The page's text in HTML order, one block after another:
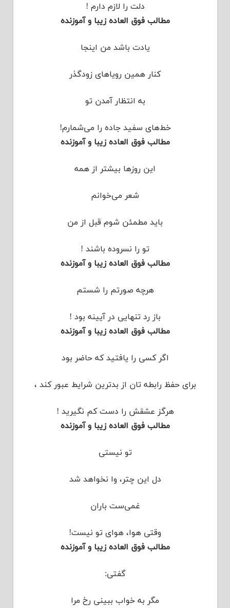
دلت را لازم دارم !
مطالب فوق العاده زیبا و آموزنده
یادت باشد من اینجا
کنار همین رویاهای زودگذر
به انتظار آمدن تو
خط‌های سفید جاده را می‌شمارم!
مطالب فوق العاده زیبا و آموزنده
این روزها بیشتر از همه
شعر می‌خوانم
باید مطمئن شوم قبل از من
تو را نسروده باشند !
مطالب فوق العاده زیبا و آموزنده
هرچه صورتم را شستم
باز رد تنهایی در آیینه بود !
مطالب فوق العاده زیبا و آموزنده
اگر کسی را یافتید که حاضر بود
برای حفظ رابطه تان از بدترین شرایط عبور کند ،
هرگز عشقش را دست کم نگیرید !
مطالب فوق العاده زیبا و آموزنده
تو نیستی
دل این چتر، وا نخواهد شد
غمی‌ست باران
وقتی هوا، هوای تو نیست!
مطالب فوق العاده زیبا و آموزنده
گفتی:
مگر به خواب ببینی رخ مرا